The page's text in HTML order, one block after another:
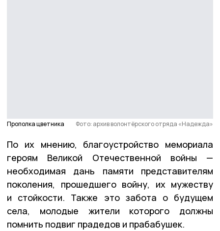
Прополка цветника Фото: архив волонтёрского отряда «Надежда»
По их мнению, благоустройство мемориала
героям Великой Отечественной войны —
необходимая дань памяти представителям
поколения, прошедшего войну, их мужеству
и стойкости. Также это забота о будущем
села, молодые жители которого должны
помнить подвиг прадедов и прабабушек.